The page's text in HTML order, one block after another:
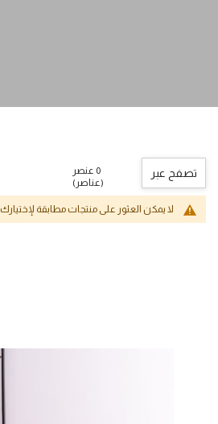
تصفح عبر
0 عنصر
(عناصر)
لا يمكن العثور على منتجات مطابقة لإختيارك.